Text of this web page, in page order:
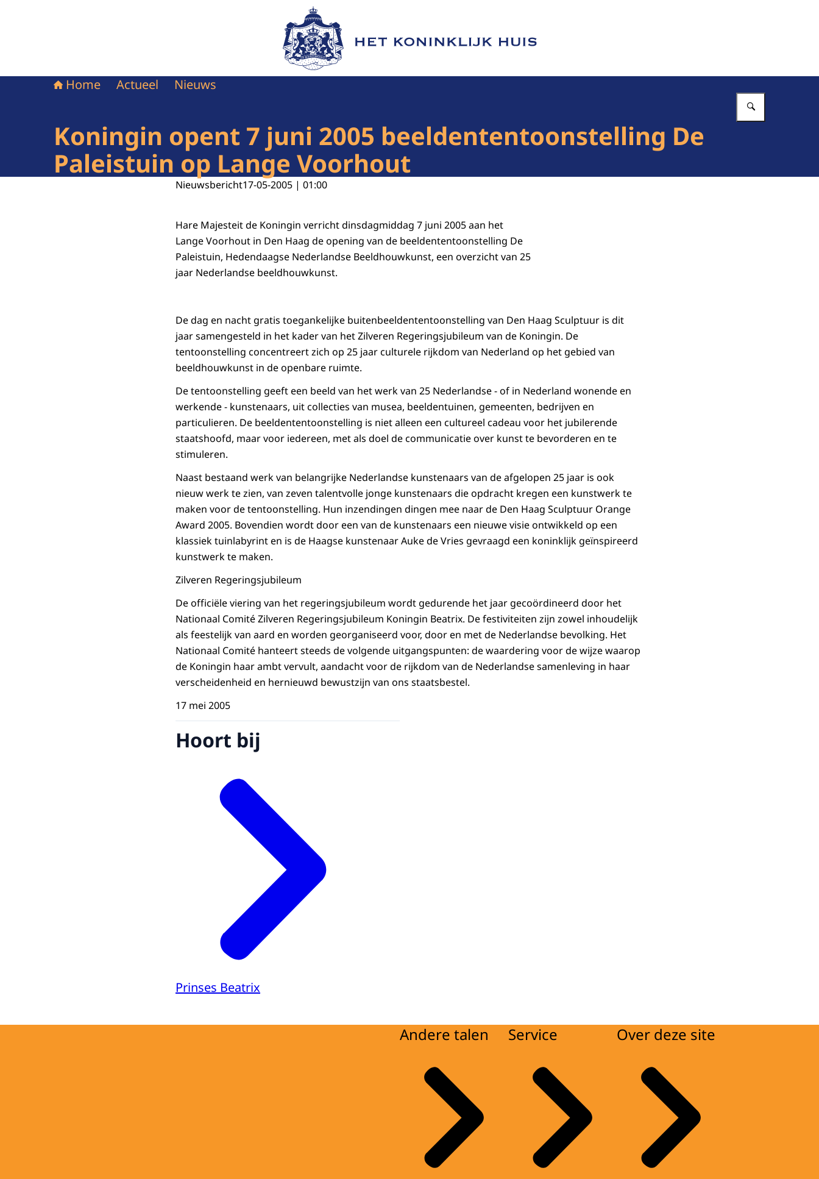
Naar de homepage van Het Koninklijk Huis
Home Actueel Nieuws
Koningin opent 7 juni 2005 beeldententoonstelling De
Paleistuin op Lange Voorhout
Nieuwsbericht17-05-2005 | 01:00
Hare Majesteit de Koningin verricht dinsdagmiddag 7 juni 2005 aan het
Lange Voorhout in Den Haag de opening van de beeldententoonstelling De
Paleistuin, Hedendaagse Nederlandse Beeldhouwkunst, een overzicht van 25
jaar Nederlandse beeldhouwkunst.
De dag en nacht gratis toegankelijke buitenbeeldententoonstelling van Den Haag Sculptuur is dit
jaar samengesteld in het kader van het Zilveren Regeringsjubileum van de Koningin. De
tentoonstelling concentreert zich op 25 jaar culturele rijkdom van Nederland op het gebied van
beeldhouwkunst in de openbare ruimte.
De tentoonstelling geeft een beeld van het werk van 25 Nederlandse - of in Nederland wonende en
werkende - kunstenaars, uit collecties van musea, beeldentuinen, gemeenten, bedrijven en
particulieren. De beeldententoonstelling is niet alleen een cultureel cadeau voor het jubilerende
staatshoofd, maar voor iedereen, met als doel de communicatie over kunst te bevorderen en te
stimuleren.
Naast bestaand werk van belangrijke Nederlandse kunstenaars van de afgelopen 25 jaar is ook
nieuw werk te zien, van zeven talentvolle jonge kunstenaars die opdracht kregen een kunstwerk te
maken voor de tentoonstelling. Hun inzendingen dingen mee naar de Den Haag Sculptuur Orange
Award 2005. Bovendien wordt door een van de kunstenaars een nieuwe visie ontwikkeld op een
klassiek tuinlabyrint en is de Haagse kunstenaar Auke de Vries gevraagd een koninklijk geïnspireerd
kunstwerk te maken.
Zilveren Regeringsjubileum
De officiële viering van het regeringsjubileum wordt gedurende het jaar gecoördineerd door het
Nationaal Comité Zilveren Regeringsjubileum Koningin Beatrix. De festiviteiten zijn zowel inhoudelijk
als feestelijk van aard en worden georganiseerd voor, door en met de Nederlandse bevolking. Het
Nationaal Comité hanteert steeds de volgende uitgangspunten: de waardering voor de wijze waarop
de Koningin haar ambt vervult, aandacht voor de rijkdom van de Nederlandse samenleving in haar
verscheidenheid en hernieuwd bewustzijn van ons staatsbestel.
17 mei 2005
Hoort bij
Prinses Beatrix
Andere talen Service Over deze site